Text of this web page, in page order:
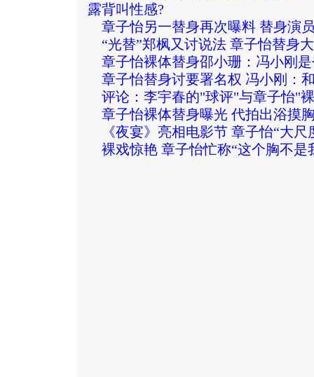
露背叫性感?
章子怡另一替身再次曝料 替身演
“光替”郑枫又讨说法 章子怡替身
章子怡裸体替身邵小珊：冯小刚
章子怡替身讨要署名权 冯小刚：
评论： 李宇春的"球评"与章子怡"
章子怡裸体替身曝光 代拍出浴摸
《夜宴》亮相电影节 章子怡“大尺
裸戏惊艳 章子怡忙称“这个胸不是